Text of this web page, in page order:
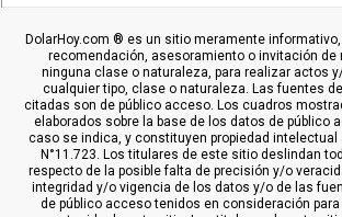
DolarHoy.com ® es un sitio meramente informativo,
recomendación, asesoramiento o invitación de
ninguna clase o naturaleza, para realizar actos
cualquier tipo, clase o naturaleza. Las fuentes
citadas son de público acceso. Los cuadros
elaborados sobre la base de los datos de público
caso se indica, y constituyen propiedad intelectual
N°11.723. Los titulares de este sitio deslindan
respecto de la posible falta de precisión y/o
integridad y/o vigencia de los datos y/o de las
de público acceso tenidos en consideración para